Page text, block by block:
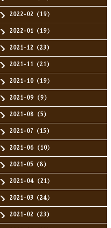
2022-02（19）
2022-01（19）
2021-12（23）
2021-11（21）
2021-10（19）
2021-09（9）
2021-08（5）
2021-07（15）
2021-06（10）
2021-05（8）
2021-04（21）
2021-03（24）
2021-02（23）